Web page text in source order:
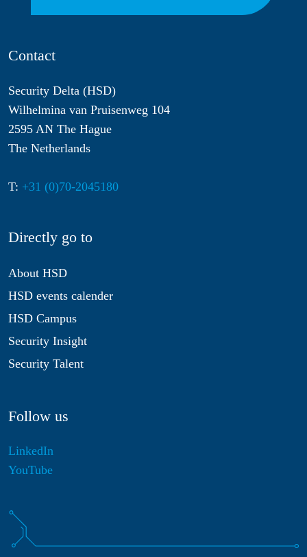
Contact
Security Delta (HSD)
Wilhelmina van Pruisenweg 104
2595 AN The Hague
The Netherlands
T: +31 (0)70-2045180
Directly go to
About HSD
HSD events calender
HSD Campus
Security Insight
Security Talent
Follow us
LinkedIn
YouTube